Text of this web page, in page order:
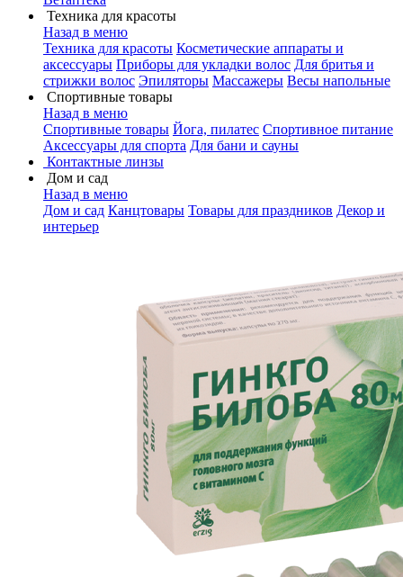
Техника для красоты
Назад в меню
Техника для красоты Косметические аппараты и
аксессуары Приборы для укладки волос Для бритья и
стрижки волос Эпиляторы Массажеры Весы напольные
Спортивные товары
Назад в меню
Спортивные товары Йога, пилатес Спортивное питание
Аксессуары для спорта Для бани и сауны
Контактные линзы
Дом и сад
Назад в меню
Дом и сад Канцтовары Товары для праздников Декор и
интерьер